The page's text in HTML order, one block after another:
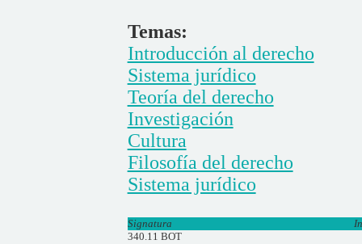
Temas:
Introducción al derecho
Sistema jurídico
Teoría del derecho
Investigación
Cultura
Filosofía del derecho
Sistema jurídico
Signatura
340.11 BOT